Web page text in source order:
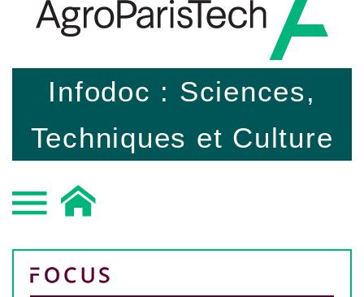
Infodoc : Sciences,
Techniques et Culture